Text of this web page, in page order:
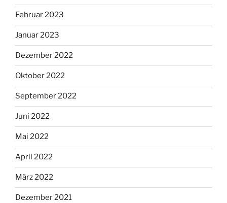
Februar 2023
Januar 2023
Dezember 2022
Oktober 2022
September 2022
Juni 2022
Mai 2022
April 2022
März 2022
Dezember 2021